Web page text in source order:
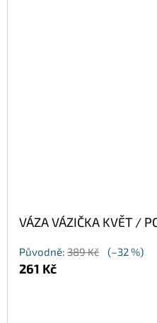
VÁZA VÁZIČKA KVĚT /
Původně: 389 Kč (–32 %)
261 Kč